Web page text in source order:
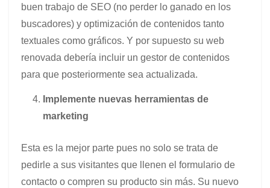
buen trabajo de SEO (no perder lo ganado en los
buscadores) y optimización de contenidos tanto
textuales como gráficos. Y por supuesto su web
renovada debería incluir un gestor de contenidos
para que posteriormente sea actualizada.
Implemente nuevas herramientas de
marketing
Esta es la mejor parte pues no solo se trata de
pedirle a sus visitantes que llenen el formulario de
contacto o compren su producto sin más. Su nuevo